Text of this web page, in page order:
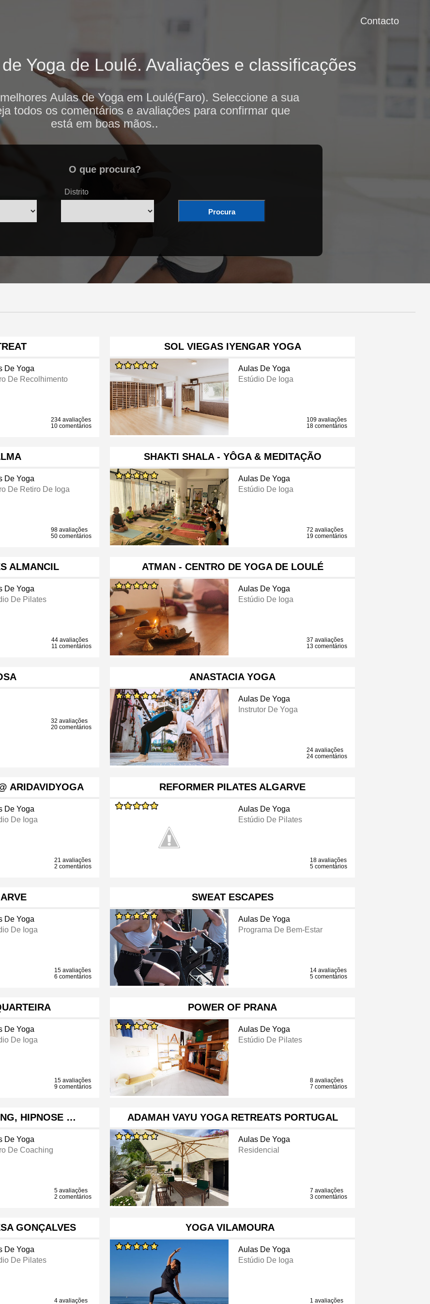
Contacto
Yoga de Loulé. Avaliações e classificações
Aulas de Yoga em Loulé(Faro). Seleccione a sua
todos os comentários e avaliações para confirmar que
está em boas mãos..
O que procura?
Distrito
Procura
De Yoga
De Recolhimento
234 avaliações
10 comentários
SOL VIEGAS IYENGAR YOGA
Aulas De Yoga
Estúdio De Ioga
109 avaliações
18 comentários
De Yoga
De Retiro De Ioga
98 avaliações
50 comentários
SHAKTI SHALA - YÔGA & MEDITAÇÃO
Aulas De Yoga
Estúdio De Ioga
72 avaliações
19 comentários
ALMANCIL
De Yoga
De Pilates
44 avaliações
11 comentários
ATMAN - CENTRO DE YOGA DE LOULÉ
Aulas De Yoga
Estúdio De Ioga
37 avaliações
13 comentários
32 avaliações
20 comentários
ANASTACIA YOGA
Aulas De Yoga
Instrutor De Yoga
24 avaliações
24 comentários
ARIDAVIDYOGA
De Yoga
De Ioga
21 avaliações
2 comentários
REFORMER PILATES ALGARVE
Aulas De Yoga
Estúdio De Pilates
18 avaliações
5 comentários
De Yoga
De Ioga
15 avaliações
6 comentários
SWEAT ESCAPES
Aulas De Yoga
Programa De Bem-Estar
14 avaliações
5 comentários
De Yoga
De Ioga
15 avaliações
9 comentários
POWER OF PRANA
Aulas De Yoga
Estúdio De Pilates
8 avaliações
7 comentários
HIPNOSE …
De Yoga
De Coaching
5 avaliações
2 comentários
ADAMAH VAYU YOGA RETREATS PORTUGAL
Aulas De Yoga
Residencial
7 avaliações
3 comentários
GONÇALVES
De Yoga
De Pilates
4 avaliações
YOGA VILAMOURA ‍ ️
Aulas De Yoga
Estúdio De Ioga
1 avaliações